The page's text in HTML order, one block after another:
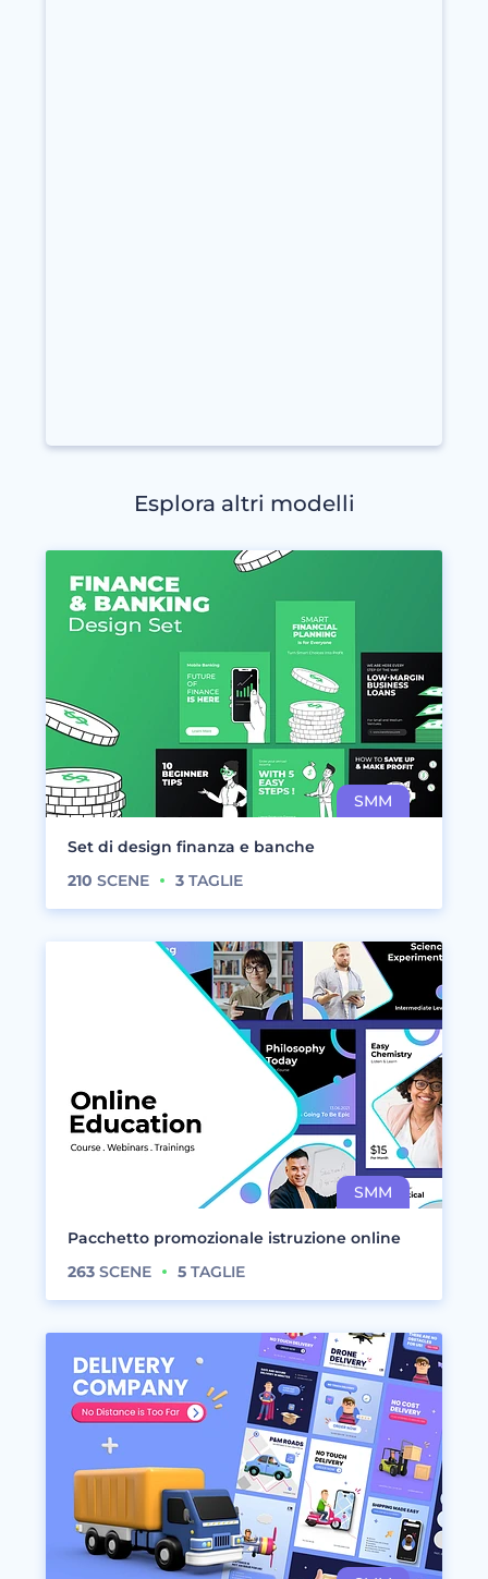
Esplora altri modelli
Set di design finanza e banche
210 SCENE 3 TAGLIE
Pacchetto promozionale istruzione online
263 SCENE 5 TAGLIE